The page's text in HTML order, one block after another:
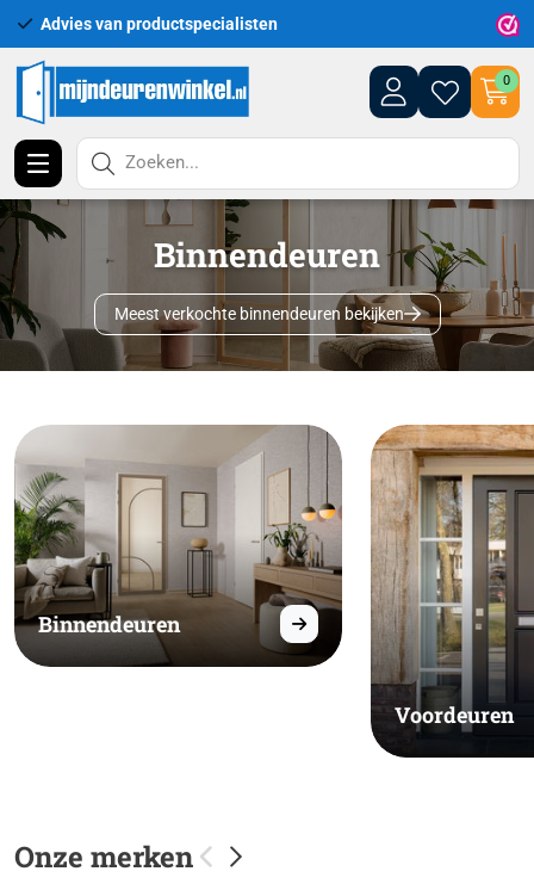
Uitgebreid assortiment uit voorraad
0
Zoeken...
Binnendeuren
Meest verkochte binnendeuren bekijken
Binnendeuren
Voordeuren
Onze merken